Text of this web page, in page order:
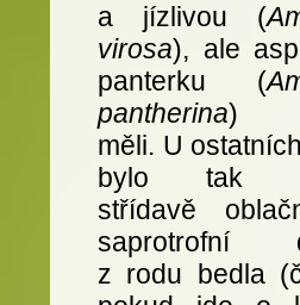
a jízlivou (
virosa), ale
panterku (
pantherina)
měli. U
bylo tak
střídavě
saprotrofní
z rodu bedla